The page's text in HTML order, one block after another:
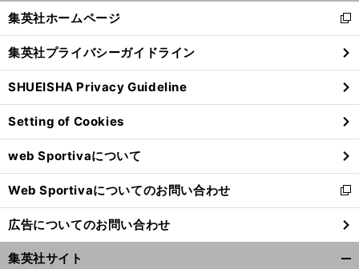
閉
る
集英社ホームページ
新
し
い
ウ
ィ
ン
ド
ウ
で
開
く
集英社プライバシーガイドライン
SHUEISHA Privacy Guideline
Setting of Cookies
web Sportivaについて
Web Sportivaについてのお問い合わせ
新
し
い
ウ
ィ
広告についてのお問い合わせ
集英社サイト